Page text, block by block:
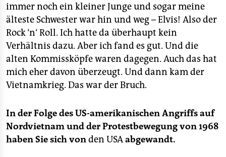
immer noch ein kleiner Junge und sogar meine
älteste Schwester war hin und weg – Elvis! Also der
Rock ‘n‘ Roll. Ich hatte da überhaupt kein
Verhältnis dazu. Aber ich fand es gut. Und die
alten Kommissköpfe waren dagegen. Auch das hat
mich eher davon überzeugt. Und dann kam der
Vietnamkrieg. Das war der Bruch.
In der Folge des US-amerikanischen Angriffs auf
Nordvietnam und der Protestbewegung von 1968
haben Sie sich vonden USAabgewandt.